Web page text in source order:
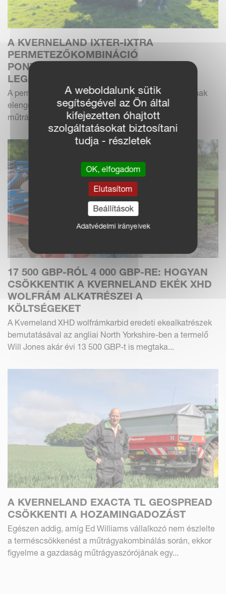
A KVERNELAND IXTER-IXTRA
PERMETEZŐKOMBINÁCIÓ
PONTOSSÁGOT BIZTOSÍT SKÓCIA
LEGKEMÉNYEBB SZÁNTÓFÖLDJEIN
A permetezés Jack Wilson vállalkozó szolgáltatásainak
elengedhetetlen részévé vált, a bálázás, a folyékony
műtrágyázás és a kőzúzás mellett. Jack a köze...
17 500 GBP-RÓL 4 000 GBP-RE: HOGYAN
CSÖKKENTIK A KVERNELAND EKÉK XHD
WOLFRÁM ALKATRÉSZEI A
KÖLTSÉGEKET
A Kverneland XHD wolfrámkarbid eredeti ekealkatrészek
bemutatásával az angliai North Yorkshire-ben a termelő
Will Jones akár évi 13 500 GBP-t is megtaka...
A KVERNELAND EXACTA TL GEOSPREAD
CSÖKKENTI A HOZAMINGADOZÁST
Egészen addig, amíg Ed Williams vállalkozó nem észlelte
a terméscsökkenést a műtrágyakombinálás során, ekkor
figyelme a gazdaság műtrágyaszórójának egy...
A weboldalunk sütik
segítségével az Ön által
kifejezetten óhajtott
szolgáltatásokat biztosítani
tudja - részletek
OK, elfogadom
Elutasítom
Beállítások
Adatvédelmi irányelvek